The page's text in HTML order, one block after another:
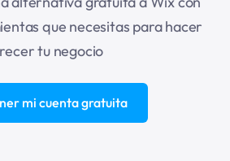
que necesitas para hacer
tu negocio
mi cuenta gratuita